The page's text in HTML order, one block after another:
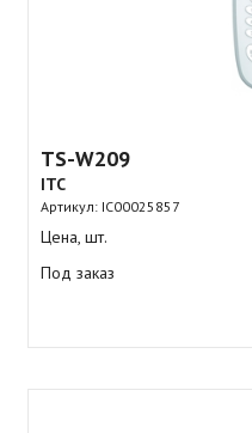
TS-W209
ITC
Артикул: IC00025857
Цена, шт.
Под заказ